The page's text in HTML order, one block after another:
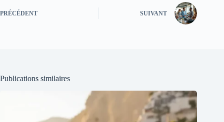
PRÉCÉDENT SUIVANT
Publications similaires